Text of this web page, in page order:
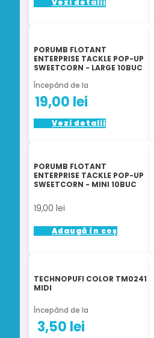
multe
variații.
alese
PORUMB FLOTANT
ENTERPRISE TACKLE POP-UP
SWEETCORN - LARGE 10BUC
Începând de la
19,00 lei
Vezi detaliiAcest
mai
multe
variații.
fi
produsului.
PORUMB FLOTANT
ENTERPRISE TACKLE POP-UP
SWEETCORN - MINI 10BUC
19,00 lei
Adaugă în coș
TECHNOPUFI COLOR TM0241
MIDI
Începând de la
3,50 lei